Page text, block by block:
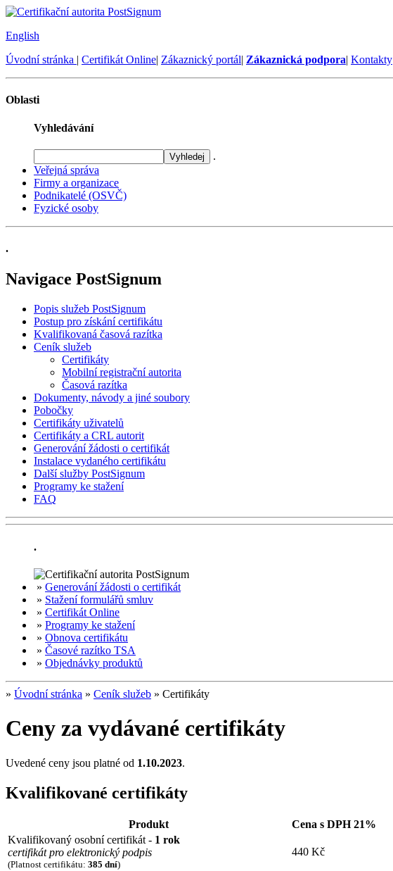
English
Úvodní stránka | Certifikát Online| Zákaznický portál| Zákaznická podpora| Kontakty
Oblasti
Vyhledávání
.
Veřejná správa
Firmy a organizace
Podnikatelé (OSVČ)
Fyzické osoby
.
Navigace PostSignum
Popis služeb PostSignum
Postup pro získání certifikátu
Kvalifikovaná časová razítka
Ceník služeb
Certifikáty
Mobilní registrační autorita
Časová razítka
Dokumenty, návody a jiné soubory
Pobočky
Certifikáty uživatelů
Certifikáty a CRL autorit
Generování žádosti o certifikát
Instalace vydaného certifikátu
Další služby PostSignum
Programy ke stažení
FAQ
.
» Generování žádosti o certifikát
» Stažení formulářů smluv
» Certifikát Online
» Programy ke stažení
» Obnova certifikátu
» Časové razítko TSA
» Objednávky produktů
» Úvodní stránka » Ceník služeb » Certifikáty
Ceny za vydávané certifikáty
Uvedené ceny jsou platné od 1.10.2023.
Kvalifikované certifikáty
Produkt
Cena s DPH 21%
Kvalifikovaný osobní certifikát - 1 rok
certifikát pro elektronický podpis
(Platnost certifikátu: 385 dní)
440 Kč